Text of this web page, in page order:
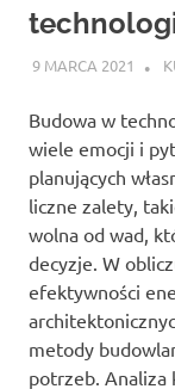
9 MARCA 2021
Budowa w
wiele emocji i
planujących
liczne zalety,
wolna od wad,
decyzje. W
efektywności
metody
potrzeb. Analiza